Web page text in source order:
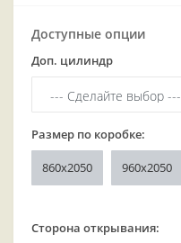
Доступные опции
Доп. цилиндр
Размер по коробке:
860x2050 960x2050
Сторона открывания: